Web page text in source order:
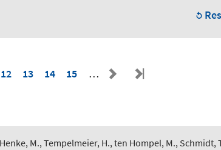
12 13 14 15
…
M., Tempelmeier, H., ten Hompel, M., Schmidt,